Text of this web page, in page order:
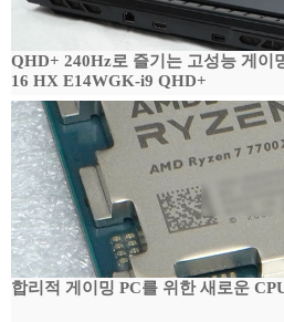
QHD+ 240Hz로 즐기는 고성능 게이
16 HX E14WGK-i9 QHD+
합리적 게이밍 PC를 위한 새로운